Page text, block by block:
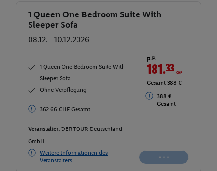
Buchen
1 Queen One Bedroom Suite With
Sleeper Sofa
08.12. - 10.12.2026
1 Queen One Bedroom Suite With
Sleeper Sofa
Ohne Verpflegung
388 € Gesamt
p.P.
181.33 CHF
Gesamt 362.66
388 €
Veranstalter: DERTOUR Deutschland
GmbH
Weitere Informationen des
Veranstalters
Buchen